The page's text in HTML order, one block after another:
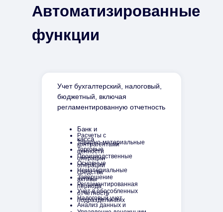
Автоматизированные
функции
Учет бухгалтерский, налоговый,
бюджетный, включая
регламентированную отчетность
Основные
средства
Производственные
операции
Регламентированная
отчетность
Завершение
периода
Нематериальные
активы
Анализ данных и
Налоговый учет
Учет в обособленных
подразделениях
Торговые
операции
Товарно-материальные
ценности
Расчеты с
контрагентами
Банк и
касса